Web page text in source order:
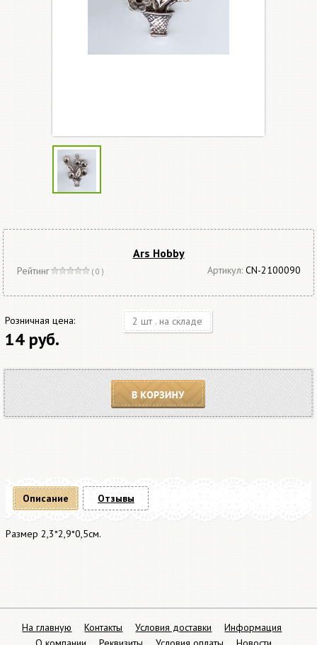
Ars Hobby
Рейтинг ( 0 ) Артикул: CN-2100090
Розничная цена:
14 руб.
2 шт . на складе
В корзину
Описание
Размер 2,3*2,9*0,5см.
Отзывы
На главную Контакты Условия доставки
Информация